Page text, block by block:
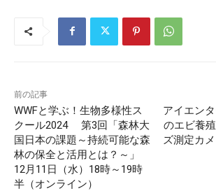
前の記事
WWFと学ぶ！生物多様性ス
クール2024 第3回「森林大
国日本の課題～持続可能な森
林の保全と活用とは？～」
12月11日（水）18時～19時
半（オンライン）
アイエン
のエビ養
ズ測定カ